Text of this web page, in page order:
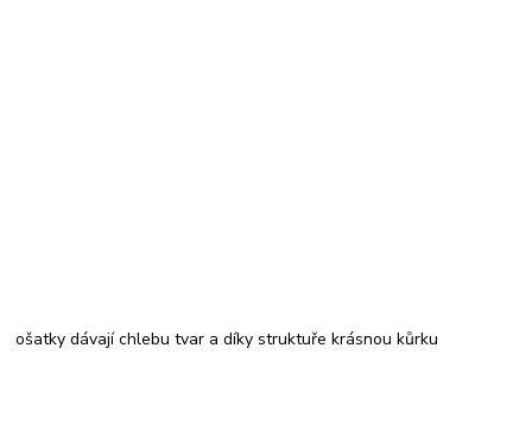
ošatky dávají chlebu tvar a díky struktuře krásnou kůrku